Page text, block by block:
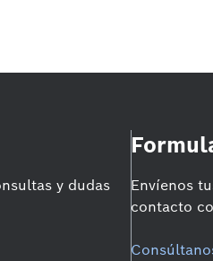
y dudas
Envíenos
contacto